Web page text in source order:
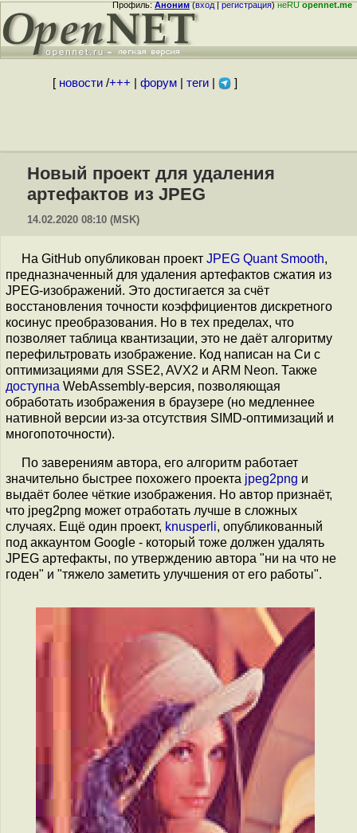
Профиль:Аноним(вход|регистрация)неRUopennet.me
[ новости/+++ форум| теги| ]
Новый проект для удаления
артефактов из JPEG
14.02.2020 08:10 (MSK)
На GitHub опубликован проект JPEG Quant Smooth,
предназначенный для удаления артефактов сжатия из
JPEG-изображений. Это достигается за счёт
восстановления точности коэффициентов дискретного
косинус преобразования. Но в тех пределах, что
позволяет таблица квантизации, это не даёт алгоритму
перефильтровать изображение. Код написан на Си с
оптимизациями для SSE2, AVX2 и ARM Neon. Также
доступна WebAssembly-версия, позволяющая
обработать изображения в браузере (но медленнее
нативной версии из-за отсутствия SIMD-оптимизаций и
многопоточности).
По заверениям автора, его алгоритм работает
значительно быстрее похожего проекта jpeg2png и
выдаёт более чёткие изображения. Но автор признаёт,
что jpeg2png может отработать лучше в сложных
случаях. Ещё один проект, knusperli, опубликованный
под аккаунтом Google - который тоже должен удалять
JPEG артефакты, по утверждению автора "ни на что не
годен" и "тяжело заметить улучшения от его работы".